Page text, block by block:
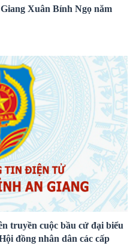
Xuân Bính Ngọ năm
truyền cuộc bầu cử đại biểu
đồng nhân dân các cấp